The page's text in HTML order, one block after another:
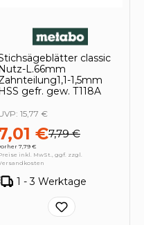
classic
L.66mm
1,5mm
gefr. gew. T118A
€7,79 €
7,79 €
15,77 €
inkl. MwSt., ggf. zzgl.
1 - 3 Werktage